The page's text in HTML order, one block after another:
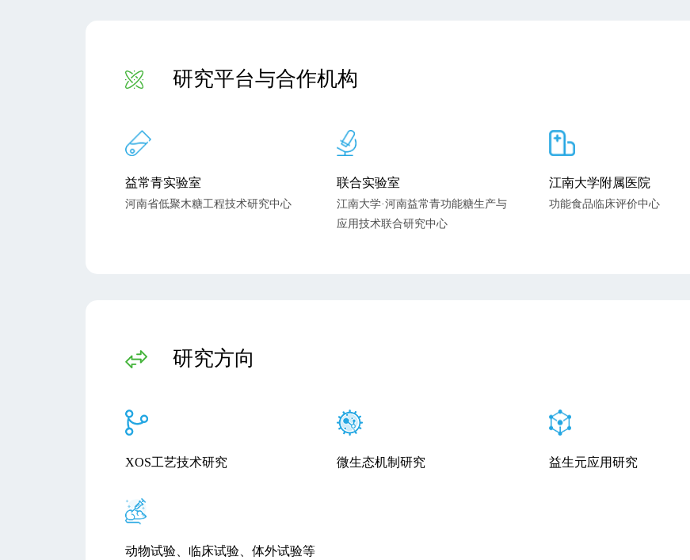
研究平台与合作机构
益常青实验室
河南省低聚木糖工程技术研究中心
联合实验室
江南大学·河南益常青功能糖生产与
应用技术联合研究中心
江南大学附属医院
功能食品临床评价中心
研究方向
XOS工艺技术研究 微生态机制研究 益生元应用研究
动物试验、临床试验、体外试验等